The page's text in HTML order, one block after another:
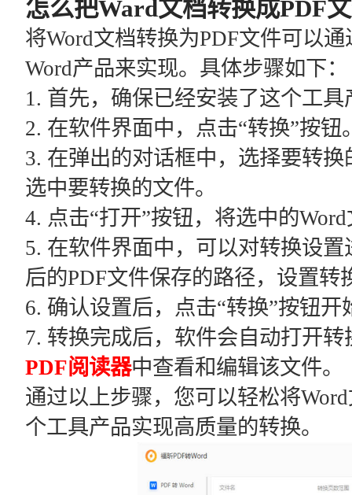
怎么把Ward文档转换成PDF
将Word文档转换为PDF文件可以
Word产品来实现。具体步骤如下：
1. 首先，确保已经安装了这个工
2. 在软件界面中，点击“转换”按钮
3. 在弹出的对话框中，选择要转
选中要转换的文件。
4. 点击“打开”按钮，将选中的
5. 在软件界面中，可以对转换设
后的PDF文件保存的路径，设置转
6. 确认设置后，点击“转换”按钮开
7. 转换完成后，软件会自动打开
PDF阅读器中查看和编辑该文件。
通过以上步骤，您可以轻松将
个工具产品实现高质量的转换。